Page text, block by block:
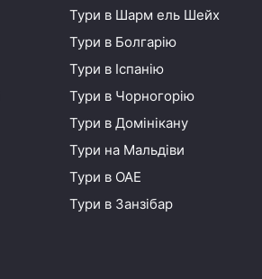
Тури в Шарм ель Шейх
Тури в Болгарію
Тури в Іспанію
Тури в Чорногорію
Тури в Домінікану
Тури на Мальдіви
Тури в ОАЕ
Тури в Занзібар